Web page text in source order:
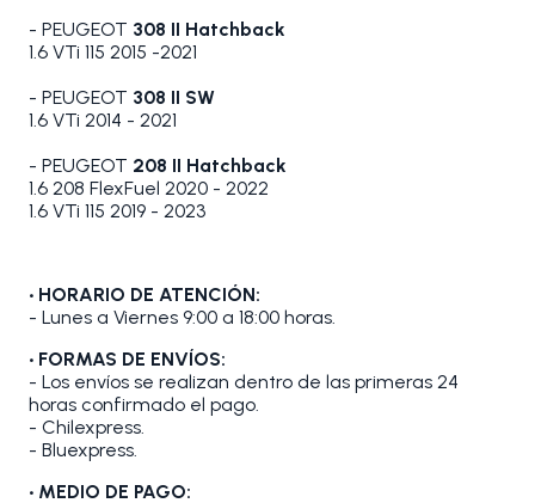
- PEUGEOT 308 II Hatchback
1.6 VTi 115 2015 -2021
- PEUGEOT 308 II SW
1.6 VTi 2014 - 2021
- PEUGEOT 208 II Hatchback
1.6 208 FlexFuel 2020 - 2022
1.6 VTi 115 2019 - 2023
• HORARIO DE ATENCIÓN:
- Lunes a Viernes 9:00 a 18:00 horas.
• FORMAS DE ENVÍOS:
- Los envíos se realizan dentro de las primeras 24
horas confirmado el pago.
- Chilexpress.
- Bluexpress.
• MEDIO DE PAGO: